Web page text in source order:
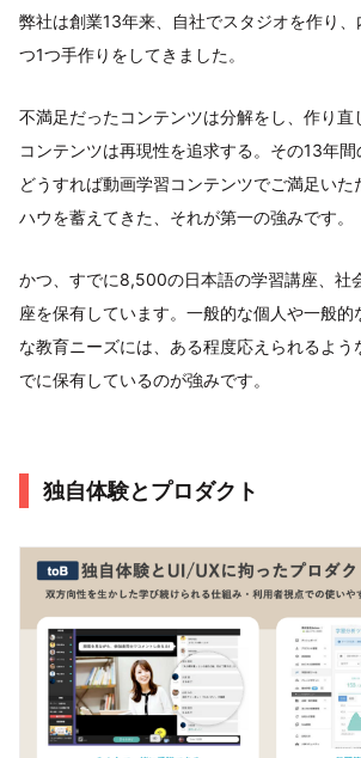
弊社は創業13年来、自社でスタジオを作り、
つ1つ手作りをしてきました。
不満足だったコンテンツは分解をし、作り直
コンテンツは再現性を追求する。その13年間
どうすれば動画学習コンテンツでご満足いた
ハウを蓄えてきた、それが第一の強みです。
かつ、すでに8,500の日本語の学習講座、社
座を保有しています。一般的な個人や一般的
な教育ニーズには、ある程度応えられるよう
でに保有しているのが強みです。
独自体験とプロダクト